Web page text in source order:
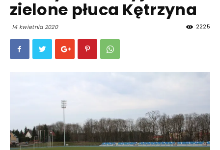
zielone płuca Kętrzyna
14 kwietnia 2020 2225